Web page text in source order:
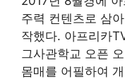
주력 컨텐츠로 삼
작했다. 아프리카
그사관학교 오픈
몸매를 어필하여